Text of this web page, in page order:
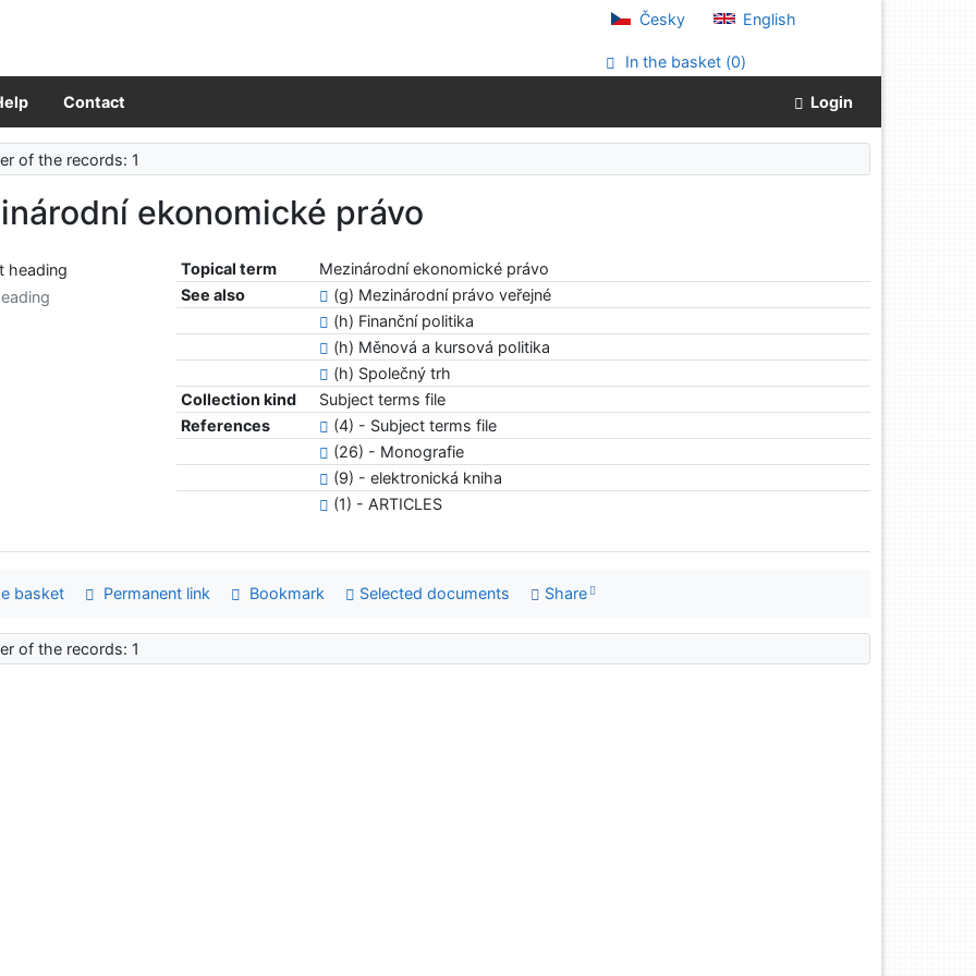
Česky English
In the basket (0)
Contact Login
of the records: 1
ekonomické právo
Topical term
Mezinárodní ekonomické právo
See also
(g) Mezinárodní právo veřejné
(h) Finanční politika
(h) Měnová a kursová politika
(h) Společný trh
Collection kind
Subject terms file
References
(4) - Subject terms file
(26) - Monografie
(9) - elektronická kniha
(1) - ARTICLES
basket Permanent link Bookmark Selected documents Share
of the records: 1